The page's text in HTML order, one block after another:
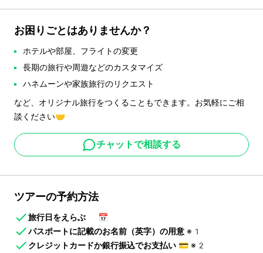
お困りごとはありませんか？
ホテルや部屋、フライトの変更
長期の旅行や周遊などのカスタマイズ
ハネムーンや家族旅行のリクエスト
など、オリジナル旅行をつくることもできます。お気軽にご相
談ください🤝
チャットで相談する
ツアーの予約方法
旅行日をえらぶ
📅
パスポートに記載のお名前（英字）の用意 ※1
クレジットカードか銀行振込でお支払い 💳 ※2